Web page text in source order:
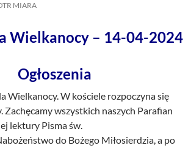
MIARA
Wielkanocy – 14-04-2024
Ogłoszenia
Wielkanocy. W kościele rozpoczyna się
Zachęcamy wszystkich naszych Parafian
lektury Pisma św.
do Bożego Miłosierdzia, a po